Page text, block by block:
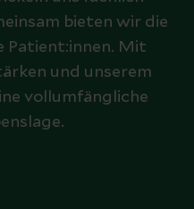
bieten wir die
Patient:innen. Mit
und unserem
vollumfängliche